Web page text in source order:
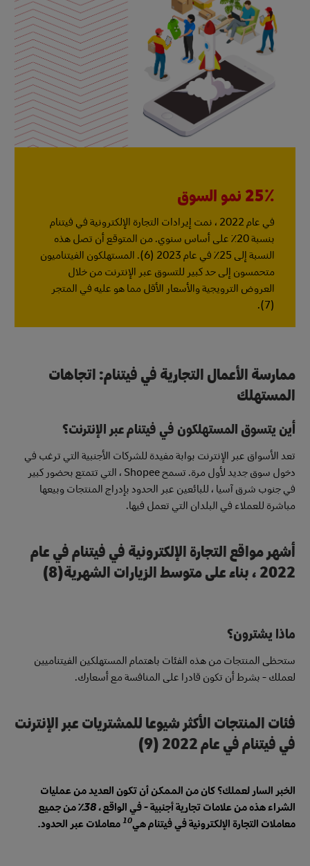
25٪ نمو السوق
في عام 2022 ، نمت إيرادات التجارة الإلكترونية في فيتنام
بنسبة 20٪ على أساس سنوي. من المتوقع أن تصل هذه
النسبة إلى 25٪ في عام 2023 (6). المستهلكون الفيتناميون
متحمسون إلى حد كبير للتسوق عبر الإنترنت من خلال
العروض الترويجية والأسعار الأقل مما هو عليه في المتجر
(7).
ممارسة الأعمال التجارية في فيتنام: اتجاهات
المستهلك
أين يتسوق المستهلكون في فيتنام عبر الإنترنت؟
تعد الأسواق عبر الإنترنت بوابة مفيدة للشركات الأجنبية التي ترغب في
دخول سوق جديد لأول مرة. تسمح Shopee ، التي تتمتع بحضور كبير
في جنوب شرق آسيا ، للبائعين عبر الحدود بإدراج المنتجات وبيعها
مباشرة للعملاء في البلدان التي تعمل فيها.
أشهر مواقع التجارة الإلكترونية في فيتنام في عام
2022 ، بناء على متوسط الزيارات الشهرية(8)
ماذا يشترون؟
ستحظى المنتجات من هذه الفئات باهتمام المستهلكين الفيتناميين
لعملك - بشرط أن تكون قادرا على المنافسة مع أسعارك.
فئات المنتجات الأكثر شيوعا للمشتريات عبر الإنترنت
في فيتنام في عام 2022 (9)
الخبر السار لعملك؟ كان من الممكن أن تكون العديد من عمليات
الشراء هذه من علامات تجارية أجنبية - في الواقع ، 38٪ من جميع
معاملات التجارة الإلكترونية في فيتنام هي10 معاملات عبر الحدود.